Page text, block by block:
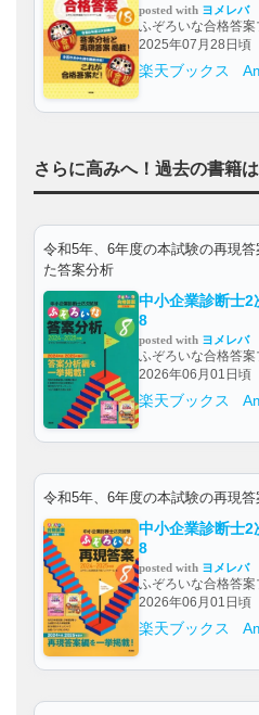
posted with ヨメレバ
ふぞろいな合格答
2025年07月28日頃
楽天ブックス
さらに高みへ！過去の書籍は
令和5年、6年度の本試験の再現
た答案分析
中小企業診断士2
8
posted with ヨメレバ
ふぞろいな合格答
2026年06月01日頃
楽天ブックス
令和5年、6年度の本試験の再現
中小企業診断士2
8
posted with ヨメレバ
ふぞろいな合格答
2026年06月01日頃
楽天ブックス